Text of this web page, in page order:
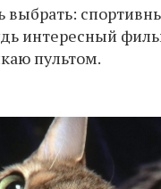
выбрать:
интересный
пультом.